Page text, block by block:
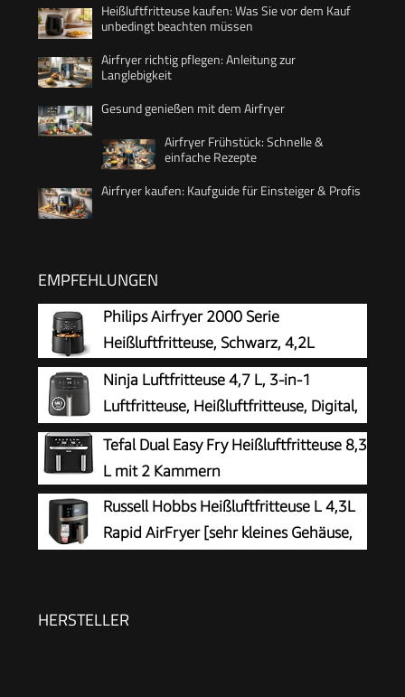
Heißluftfritteuse kaufen: Was Sie vor dem Kauf
unbedingt beachten müssen
Airfryer richtig pflegen: Anleitung zur
Langlebigkeit
Gesund genießen mit dem Airfryer
Airfryer Frühstück: Schnelle &
einfache Rezepte
Airfryer kaufen: Kaufguide für Einsteiger & Profis
EMPFEHLUNGEN
Philips Airfryer 2000 Serie
Heißluftfritteuse, Schwarz, 4,2L
Ninja Luftfritteuse 4,7 L, 3-in-1
Luftfritteuse, Heißluftfritteuse, Digital,
Antihaft-Fritteuse, 2000 W, Schwarz
Tefal Dual Easy Fry Heißluftfritteuse 8,3
L mit 2 Kammern
Russell Hobbs Heißluftfritteuse L 4,3L
Rapid AirFryer [sehr kleines Gehäuse,
TouchScreen, Grillen, Backen, Braten etc) 27610-
HERSTELLER